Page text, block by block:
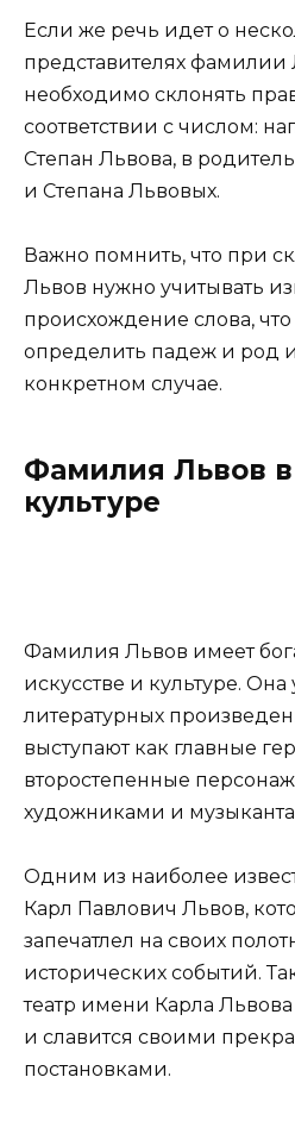
Если же речь идет о
представителях фамилии
необходимо склонять
соответствии с числом:
Степан Львова, в
и Степана Львовых.
Важно помнить, что при
Львов нужно учитывать
происхождение слова,
определить падеж и род
конкретном случае.
Фамилия Львов в
культуре
Фамилия Львов имеет
искусстве и культуре.
литературных
выступают как главные
второстепенные
художниками и
Одним из наиболее
Карл Павлович Львов,
запечатлел на своих
исторических событий.
театр имени Карла
и славится своими
постановками.